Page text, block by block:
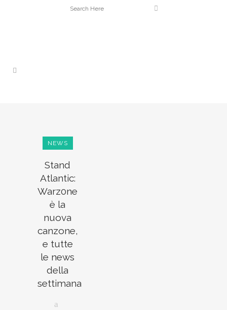
NEWS
Stand
Atlantic:
Warz0ne
è la
nuova
canzone,
e tutte
le news
della
settimana